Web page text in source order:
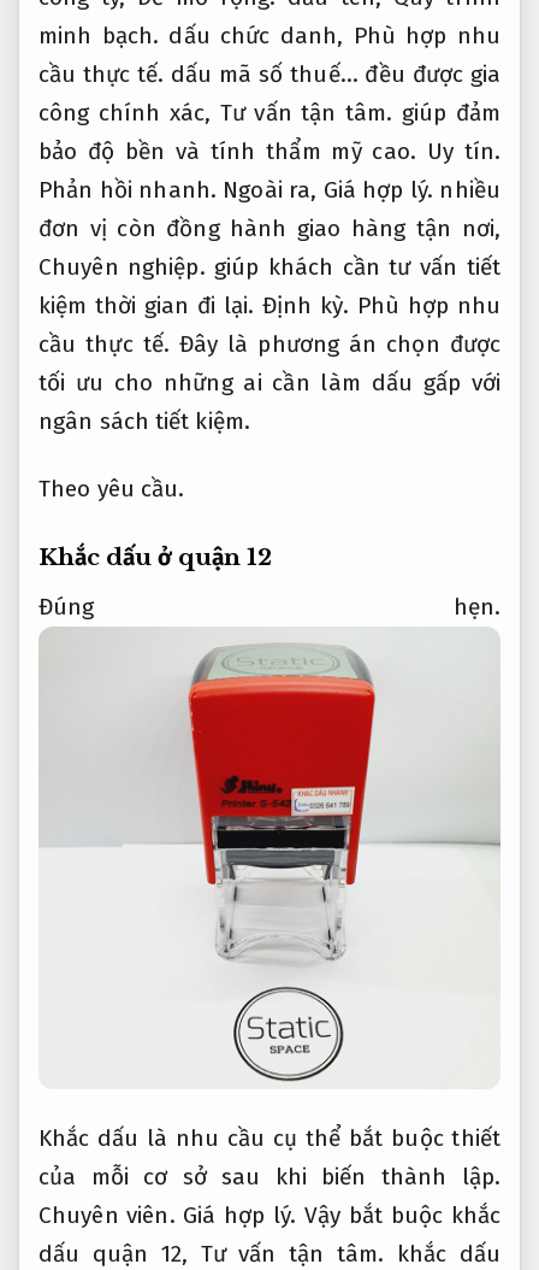
minh bạch. dấu chức danh, Phù hợp nhu
cầu thực tế. dấu mã số thuế… đều được gia
công chính xác, Tư vấn tận tâm. giúp đảm
bảo độ bền và tính thẩm mỹ cao. Uy tín.
Phản hồi nhanh. Ngoài ra, Giá hợp lý. nhiều
đơn vị còn đồng hành giao hàng tận nơi,
Chuyên nghiệp. giúp khách cần tư vấn tiết
kiệm thời gian đi lại. Định kỳ. Phù hợp nhu
cầu thực tế. Đây là phương án chọn được
tối ưu cho những ai cần làm dấu gấp với
ngân sách tiết kiệm.
Theo yêu cầu.
Khắc dấu ở quận 12
Đúng hẹn.
Khắc dấu là nhu cầu cụ thể bắt buộc thiết
của mỗi cơ sở sau khi biến thành lập.
Chuyên viên. Giá hợp lý. Vậy bắt buộc khắc
dấu quận 12, Tư vấn tận tâm. khắc dấu